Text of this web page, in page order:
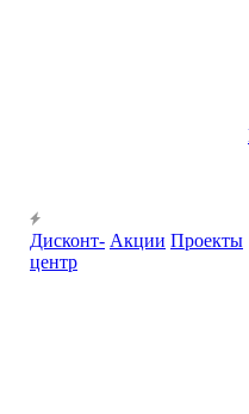
Дисконт-
центр
Акции Проекты